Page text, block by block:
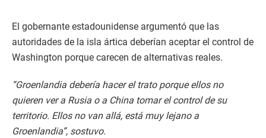
El gobernante estadounidense argumentó que las
autoridades de la isla ártica deberían aceptar el control de
Washington porque carecen de alternativas reales.
“Groenlandia debería hacer el trato porque ellos no
quieren ver a Rusia o a China tomar el control de su
territorio. Ellos no van allá, está muy lejano a
Groenlandia”, sostuvo.​